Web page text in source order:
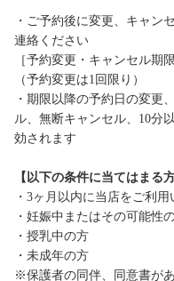
・ご予約後に変更、キャン
連絡ください
［予約変更・キャンセル期
（予約変更は1回限り）
・期限以降の予約日の変更
ル、無断キャンセル、10分
効されます
【以下の条件に当てはまる
・3ヶ月以内に当店をご利
・妊娠中またはその可能性
・授乳中の方
・未成年の方
※保護者の同伴、同意書が